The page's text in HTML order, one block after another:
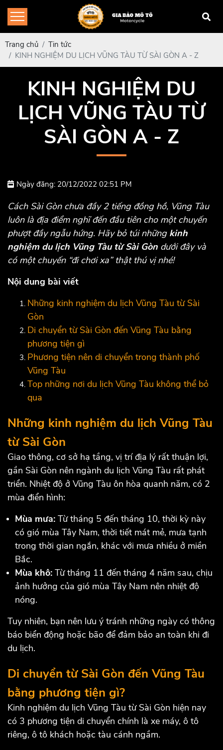
Trang chủ
Tin tức
KINH NGHIỆM DU LỊCH VŨNG TÀU TỪ SÀI GÒN A - Z
KINH NGHIỆM DU
LỊCH VŨNG TÀU TỪ
SÀI GÒN A - Z
Ngày đăng: 20/12/2022 02:51 PM
Cách Sài Gòn chưa đầy 2 tiếng đồng hồ, Vũng Tàu
luôn là địa điểm nghĩ đến đầu tiên cho một chuyến
phượt đầy ngẫu hứng. Hãy bỏ túi những kinh
nghiệm du lịch Vũng Tàu từ Sài Gòn dưới đây và
có một chuyến “đi chơi xa” thật thú vị nhé!
Nội dung bài viết
Những kinh nghiệm du lịch Vũng Tàu từ Sài
Gòn
Di chuyển từ Sài Gòn đến Vũng Tàu bằng
phương tiện gì
Phương tiện nên di chuyển trong thành phố
Vũng Tàu
Top những nơi du lịch Vũng Tàu không thể bỏ
qua
Những kinh nghiệm du lịch Vũng Tàu
từ Sài Gòn
Giao thông, cơ sở hạ tầng, vị trí địa lý rất thuận lợi,
gần Sài Gòn nên ngành du lịch Vũng Tàu rất phát
triển. Nhiệt độ ở Vũng Tàu ôn hòa quanh năm, có 2
mùa điển hình:
Mùa mưa: Từ tháng 5 đến tháng 10, thời kỳ này
có gió mùa Tây Nam, thời tiết mát mẻ, mưa tạnh
trong thời gian ngắn, khác với mưa nhiều ở miền
Bắc.
Mùa khô: Từ tháng 11 đến tháng 4 năm sau, chịu
ảnh hưởng của gió mùa Tây Nam nên nhiệt độ
nóng.
Tuy nhiên, bạn nên lưu ý tránh những ngày có thông
báo biển động hoặc bão để đảm bảo an toàn khi đi
du lịch.
Di chuyển từ Sài Gòn đến Vũng Tàu
bằng phương tiện gì?
Kinh nghiệm du lịch Vũng Tàu từ Sài Gòn hiện nay
có 3 phương tiện di chuyển chính là xe máy, ô tô
riêng, ô tô khách hoặc tàu cánh ngầm.